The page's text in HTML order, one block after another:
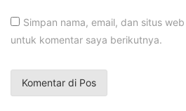
Simpan nama, email, dan situs
untuk komentar saya berikutnya.